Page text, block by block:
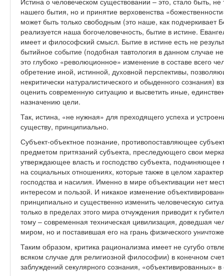
нашего бытия, но и принятие верховенства
может быть только свободным (это наше, как подчеркивает
реализуется наша богочеловечность, бытие в истине.
имеет и философский смысл. Бытие в истине есть не
бытийное событие (подобная тавтология в данном случае
это глубоко «революционное» изменение в составе всего
обретение иной, истинной, духовной перспективы,
некритически натуралистического и обыденного сознания)
оценить современную ситуацию и высветить иные,
назначению цели.
Так, истина, «не нужная» для преходящего успеха и
существу, принципиально.
Субъект-объектное познание, противопоставляющее
предметом притязаний субъекта, преследующего свои
утверждающее власть и господство субъекта,
на социальных отношениях, которые также в целом
господства и насилия. Именно в мире объективации нет
интересом и пользой. И никакое изменение
принципиально и существенно изменить человеческую
только в пределах этого мира отчуждения приводит к
тому – современная техническая цивилизация, доведшая
миром, но и поставившая его на грань физического
Таким образом, критика рационализма имеет не сугубо
всяком случае для религиозной философии) в конечном
заблуждений секулярного сознания, «объективированных»